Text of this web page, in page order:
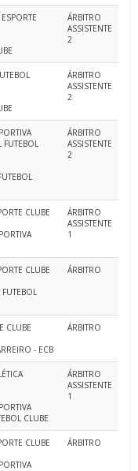
ÁRBITRO
ASSISTENTE
2
ÁRBITRO
ASSISTENTE
2
FUTEBOL
ÁRBITRO
ASSISTENTE
2
CLUBE
ÁRBITRO
ASSISTENTE
1
CLUBE
ÁRBITRO
CLUBE
- ECB
ÁRBITRO
CLUBE
ÁRBITRO
ASSISTENTE
1
CLUBE
ÁRBITRO